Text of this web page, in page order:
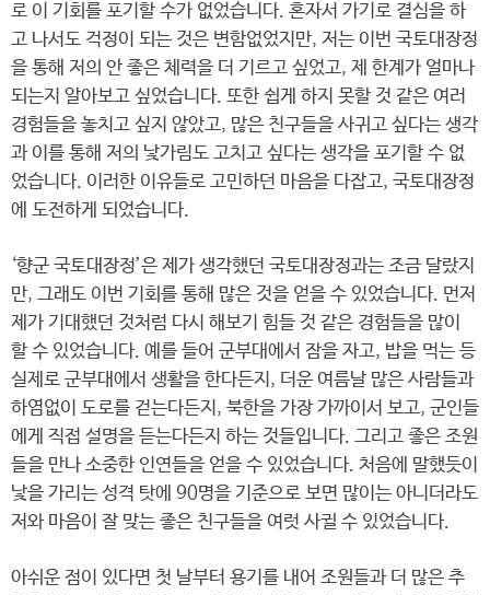
로 이 기회를 포기할 수가 없었습니다. 혼자서 가기로 결심을 하
고 나서도 걱정이 되는 것은 변함없었지만, 저는 이번 국토대장정
을 통해 저의 안 좋은 체력을 더 기르고 싶었고, 제 한계가 얼마나
되는지 알아보고 싶었습니다. 또한 쉽게 하지 못할 것 같은 여러
경험들을 놓치고 싶지 않았고, 많은 친구들을 사귀고 싶다는 생각
과 이를 통해 저의 낯가림도 고치고 싶다는 생각을 포기할 수 없
었습니다. 이러한 이유들로 고민하던 마음을 다잡고, 국토대장정
에 도전하게 되었습니다.
‘향군 국토대장정’은 제가 생각했던 국토대장정과는 조금 달랐지
만, 그래도 이번 기회를 통해 많은 것을 얻을 수 있었습니다. 먼저
제가 기대했던 것처럼 다시 해보기 힘들 것 같은 경험들을 많이
할 수 있었습니다. 예를 들어 군부대에서 잠을 자고, 밥을 먹는 등
실제로 군부대에서 생활을 한다든지, 더운 여름날 많은 사람들과
하염없이 도로를 걷는다든지, 북한을 가장 가까이서 보고, 군인들
에게 직접 설명을 듣는다든지 하는 것들입니다. 그리고 좋은 조원
들을 만나 소중한 인연들을 얻을 수 있었습니다. 처음에 말했듯이
낯을 가리는 성격 탓에 90명을 기준으로 보면 많이는 아니더라도
저와 마음이 잘 맞는 좋은 친구들을 여럿 사귈 수 있었습니다.
아쉬운 점이 있다면 첫 날부터 용기를 내어 조원들과 더 많은 추